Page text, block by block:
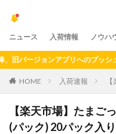
ニュース 入荷情報 ノウハ
ジョンアプリへのプッシュ通知
HOME 入荷速報
【楽天市場】たまご
(パック) 20パック入